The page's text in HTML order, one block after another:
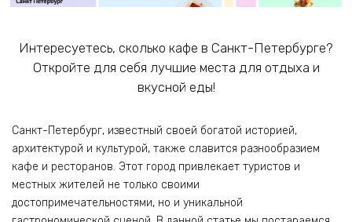
Интересуетесь, сколько кафе в Санкт-Петербурге?
Откройте для себя лучшие места для отдыха и
вкусной еды!
Санкт-Петербург, известный своей богатой историей,
архитектурой и культурой, также славится разнообразием
кафе и ресторанов. Этот город привлекает туристов и
местных жителей не только своими
достопримечательностями, но и уникальной